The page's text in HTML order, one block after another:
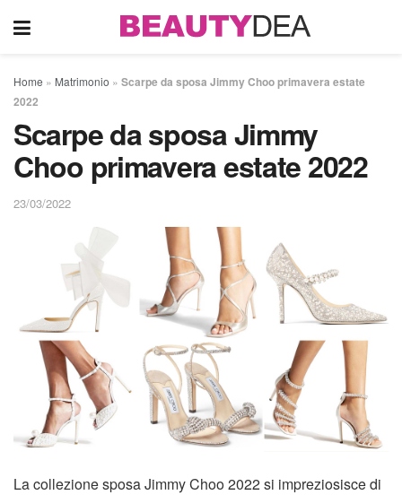
Home » Matrimonio » Scarpe da sposa Jimmy Choo primavera estate
2022
Scarpe da sposa Jimmy
Choo primavera estate 2022
23/03/2022
La collezione sposa Jimmy Choo 2022 si impreziosisce di